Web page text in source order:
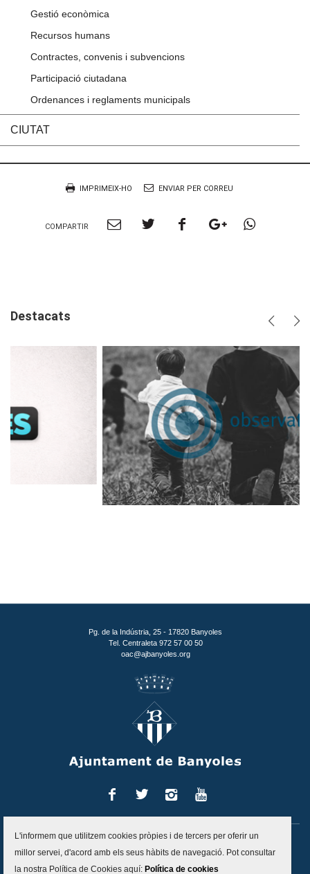
Gestió econòmica
Recursos humans
Contractes, convenis i subvencions
Participació ciutadana
Ordenances i reglaments municipals
CIUTAT
Document IMPRIMEIX-HO ENVIAR PER CORREU
COMPARTIR
CompartirCompartirCompartirCompartir
Destacats
Pg. de la Indústria, 25 - 17820 Banyoles
Tel. Centraleta 972 57 00 50
oac@ajbanyoles.org
Facebook
Twitter Instagram
Inici Contacte Accessibilitat Mapa del lloc
Avís legal
Política de protecció de dades
Politica de cookies
Canal d'alertes
L'informem que utilitzem cookies pròpies i de tercers per oferir un
millor servei, d'acord amb els seus hàbits de navegació. Pot consultar
la nostra Política de Cookies aquí: Política de cookies